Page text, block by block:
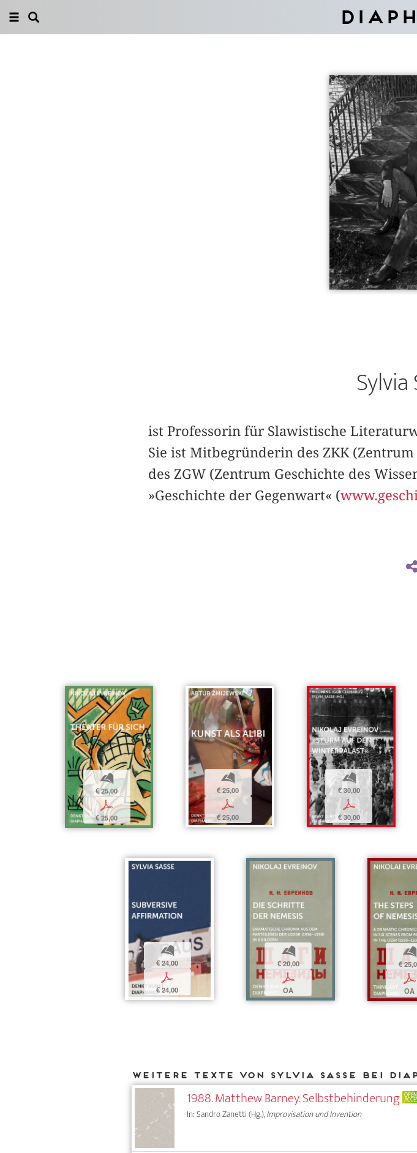
ist Professorin für Slawistische
Sie ist Mitbegründerin des ZKK
des ZGW (Zentrum Geschichte des
»Geschichte der Gegenwart« (
b
€ 25,00
p
€ 25,00
b
€ 25,00
p
€ 25,00
b
€ 30,00
p
€ 30,00
b
€ 24,00
p
€ 24,00
b
€ 20,00
p
OA
b
€
p
OA
Weitere Texte von Sylvia Sasse bei
1988. Matthew Barney. Selbstbehinderung OPEN
In: Sandro Zanetti (Hg.),Improvisation und Invention